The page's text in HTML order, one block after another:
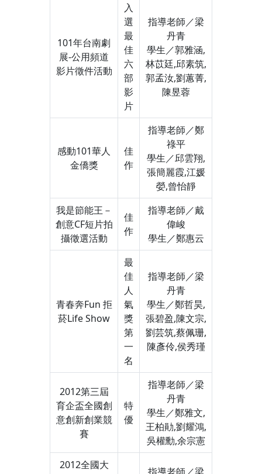
101年台南劇
展-公用頻道
影片徵件活動
入
選
最
佳
六
部
影
片
指導老師／梁
丹青
學生／郭雅涵,
林苡廷,邱素筑,
郭孟汝,劉蕙菁,
陳昱蓉
感動101華人
金僑獎
佳
作
指導老師／鄭
祿平
學生／邱雲翔,
張簡麗霞,江媛
嫈,曾怡靜
我是節能王－
創意CF短片拍
攝徵選活動
佳
作
指導老師／戴
偉峻
學生／鄭惠云
青春奔Fun 拒
菸Life Show
最
佳
人
氣
獎
第
一
名
指導老師／梁
丹青
學生／鄭哲昊,
張碧盈,陳文宗,
劉芸筑,蔡佩珊,
陳彥伶,侯秀瑾
2012第三屆
育企盃全國創
意創新創業競
賽
特
優
指導老師／梁
丹青
學生／鄭雅文,
王柏勛,劉耀鴻,
吳權勳,余宗憲
2012全國大